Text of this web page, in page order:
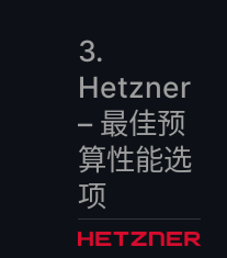
3.
Hetzner
– 最佳预
算性能选
项